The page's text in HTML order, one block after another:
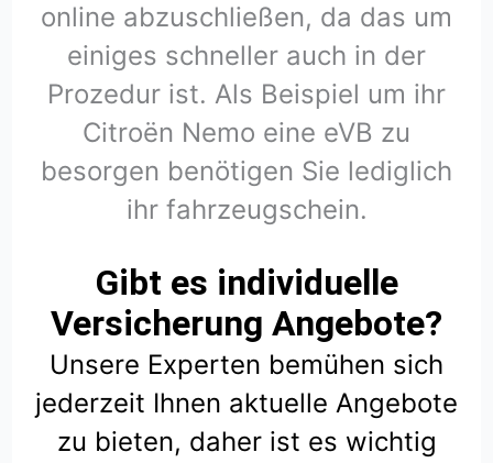
online abzuschließen, da das um
einiges schneller auch in der
Prozedur ist. Als Beispiel um ihr
Citroën Nemo eine eVB zu
besorgen benötigen Sie lediglich
ihr fahrzeugschein.
Gibt es individuelle
Versicherung Angebote?
Unsere Experten bemühen sich
jederzeit Ihnen aktuelle Angebote
zu bieten, daher ist es wichtig